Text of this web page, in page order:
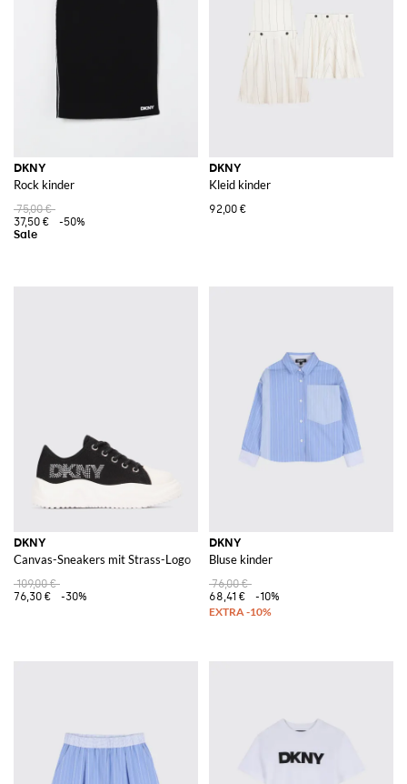
DKNY
Rock kinder
75,00 €
37,50 €
-50%
DKNY
Kleid kinder
92,00 €
DKNY
Canvas-Sneakers mit Strass-Logo
109,00 €
76,30 €
-30%
DKNY
Bluse kinder
76,00 €
68,41 €
-10%